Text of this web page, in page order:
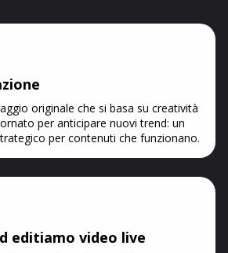
originale che si basa su creatività
per anticipare nuovi trend: un
per contenuti che funzionano.
editiamo video live